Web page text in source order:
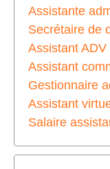
Assistante
Secrétaire de
Assistant ADV
Assistant
Gestionnaire
Assistant
Salaire